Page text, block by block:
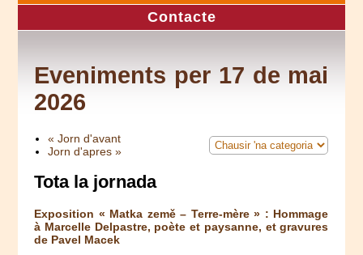
Contacte
Eveniments per 17 de mai
2026
« Jorn d'avant
Jorn d'apres »
Tota la jornada
Exposition « Matka země – Terre-mère » : Hommage
à Marcelle Delpastre, poète et paysanne, et gravures
de Pavel Macek